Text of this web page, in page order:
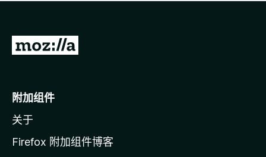
无
转
o
i
l
附加组件
关于
Firefox 附加组件博客